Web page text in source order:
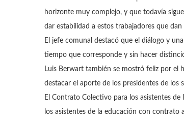
horizonte muy complejo, y que todavía
dar estabilidad a estos trabajadores que
El jefe comunal destacó que el diálogo y
tiempo que corresponde y sin hacer
Luis Berwart también se mostró feliz por el
destacar el aporte de los presidentes de los
El Contrato Colectivo para los asistentes
los asistentes de la educación con contrato